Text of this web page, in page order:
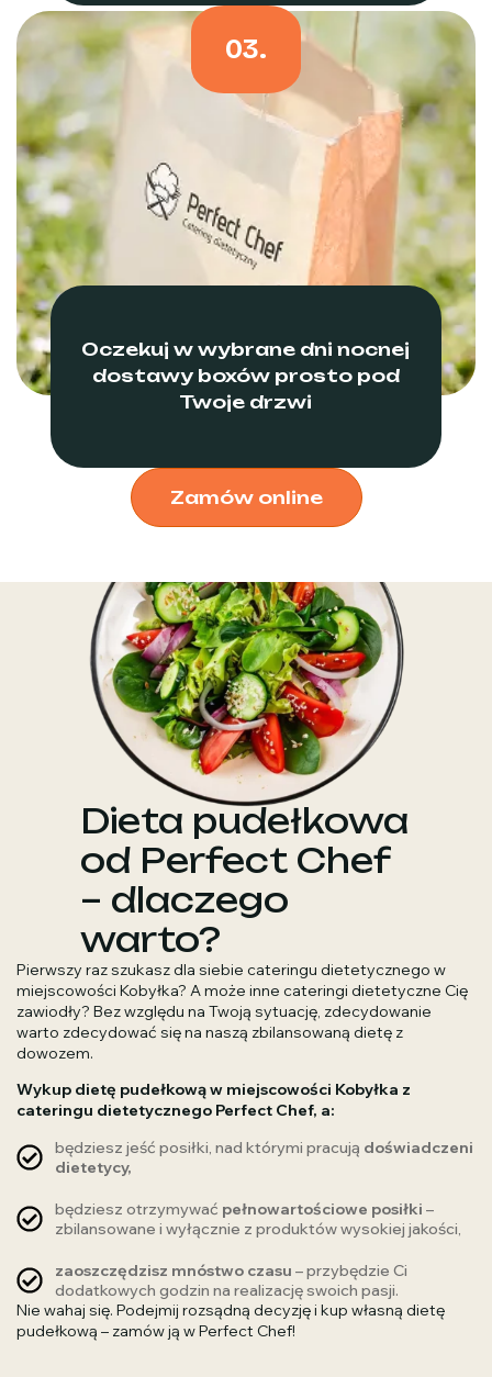
03.
Oczekuj w wybrane dni nocnej
dostawy boxów prosto pod
Twoje drzwi
Zamów online
Dieta pudełkowa
od Perfect Chef
– dlaczego
warto?
Pierwszy raz szukasz dla siebie cateringu dietetycznego w
miejscowości Kobyłka? A może inne cateringi dietetyczne Cię
zawiodły? Bez względu na Twoją sytuację, zdecydowanie
warto zdecydować się na naszą zbilansowaną dietę z
dowozem.
Wykup dietę pudełkową w miejscowości Kobyłka z
cateringu dietetycznego Perfect Chef, a:
będziesz jeść posiłki, nad którymi pracują doświadczeni
dietetycy,
będziesz otrzymywać pełnowartościowe posiłki –
zbilansowane i wyłącznie z produktów wysokiej jakości,
zaoszczędzisz mnóstwo czasu – przybędzie Ci
dodatkowych godzin na realizację swoich pasji.
Nie wahaj się. Podejmij rozsądną decyzję i kup własną dietę
pudełkową – zamów ją w Perfect Chef!